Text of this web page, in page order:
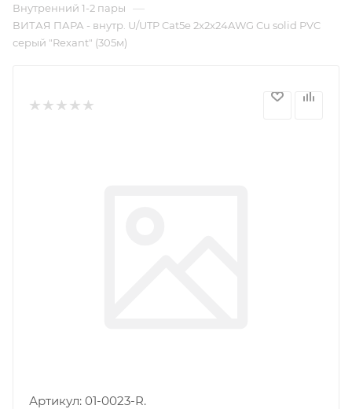
Внутренний 1-2 пары —
ВИТАЯ ПАРА - внутр. U/UTP Cat5e 2x2x24AWG Cu solid PVC
серый "Rexant" (305м)
Артикул: 01-0023-R.